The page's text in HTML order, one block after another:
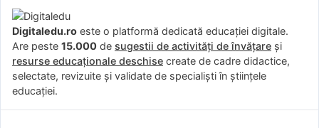
Digitaledu.ro este o platformă dedicată educației digitale.
Are peste 15.000 de sugestii de activități de învățare și
resurse educaționale deschise create de cadre didactice,
selectate, revizuite și validate de specialiști în științele
educației.